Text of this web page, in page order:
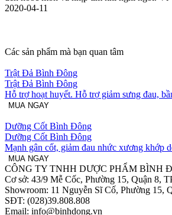
2020-04-11
Các sản phẩm mà bạn quan tâm
Trật Đả Bình Đông
Trật Đả Bình Đông
Hỗ trợ hoạt huyết. Hỗ trợ giảm sưng đau,
MUA NGAY
Dưỡng Cốt Bình Đông
Dưỡng Cốt Bình Đông
Mạnh gân cốt, giảm đau nhức xương khớp
MUA NGAY
CÔNG TY TNHH DƯỢC PHẨM BÌNH
Cơ sở: 43/9 Mễ Cốc, Phường 15, Quận 8,
Showroom: 11 Nguyễn Sĩ Cố, Phường 15,
SĐT: (028)39.808.808
Email: info@binhdong.vn